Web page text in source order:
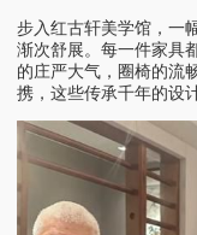
步入红古轩美学馆，一
渐次舒展。每一件家具
的庄严大气，圈椅的流
携，这些传承千年的设